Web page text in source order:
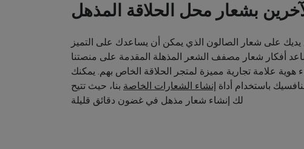
بشعار محل الحلاقة المذهل
على شعار الصالون الذي يمكن أن يساعدك على التميز
أفكار شعار مصفف الشعر المذهلة المقدمة على منصتنا
هوية علامة تجارية مميزة لمتجر الحلاقة الخاص بهم. يمكنك
باستخدام أداة إنشاء الشعارات الخاصة بنا، حيث تتيح
لك إنشاء شعار مذهل في غضون دقائق قليلة